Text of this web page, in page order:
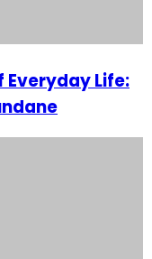
Life: